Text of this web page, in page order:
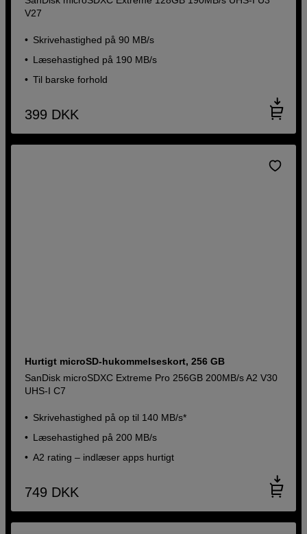
V27
Skrivehastighed på 90 MB/s
Læsehastighed på 190 MB/s
Til barske forhold
399 DKK
Hurtigt microSD-hukommelseskort, 256 GB
SanDisk microSDXC Extreme Pro 256GB 200MB/s A2 V30
UHS-I C7
Skrivehastighed på op til 140 MB/s*
Læsehastighed på 200 MB/s
A2 rating – indlæser apps hurtigt
749 DKK